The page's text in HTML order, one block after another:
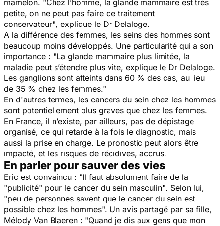
mamelon. "Chez l’homme, la glande mammaire est très
petite, on ne peut pas faire de traitement
conservateur", explique le Dr Delaloge.
A la différence des femmes, les seins des hommes sont
beaucoup moins développés. Une particularité qui a son
importance : "La glande mammaire plus limitée, la
maladie peut s’étendre plus vite, explique le Dr Delaloge.
Les ganglions sont atteints dans 60 % des cas, au lieu
de 35 % chez les femmes."
En d'autres termes, les cancers du sein chez les hommes
sont potentiellement plus graves que chez les femmes.
En France, il n’existe, par ailleurs, pas de dépistage
organisé, ce qui retarde à la fois le diagnostic, mais
aussi la prise en charge. Le pronostic peut alors être
impacté, et les risques de récidives, accrus.
En parler pour sauver des vies
Eric est convaincu : "Il faut absolument faire de la
"publicité" pour le cancer du sein masculin". Selon lui,
"peu de personnes savent que le cancer du sein est
possible chez les hommes". Un avis partagé par sa fille,
Mélody Van Blaeren : "Quand je dis aux gens que mon